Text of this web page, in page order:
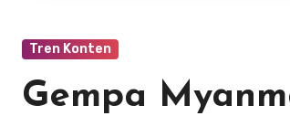
Tren Konten
Gempa